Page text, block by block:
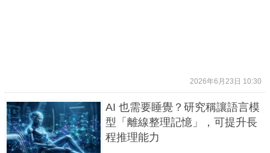
2026年6月23日 10:30
AI 也需要睡覺？研究稱讓語言模
型「離線整理記憶」，可提升長
程推理能力